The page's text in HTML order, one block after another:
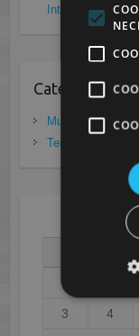
Internacional
Categorias
Murcia
(281)
Tenerife
3 4